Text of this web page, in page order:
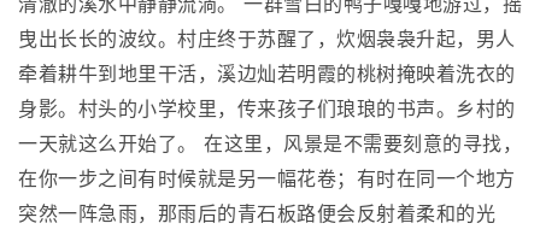
曳出长长的波纹。村庄终于苏醒了，炊烟袅袅升起，男人
牵着耕牛到地里干活，溪边灿若明霞的桃树掩映着洗衣的
身影。村头的小学校里，传来孩子们琅琅的书声。乡村的
一天就这么开始了。 在这里，风景是不需要刻意的寻找，
在你一步之间有时候就是另一幅花卷；有时在同一个地方
突然一阵急雨，那雨后的青石板路便会反射着柔和的光